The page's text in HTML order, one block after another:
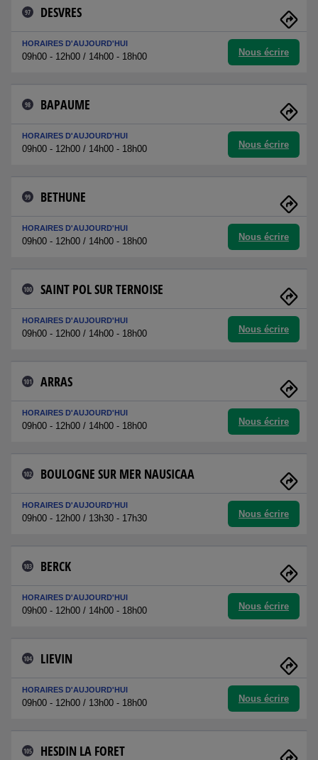
97 DESVRES
HORAIRES D'AUJOURD'HUI
09h00 - 12h00 / 14h00 - 18h00 Nous écrire
98 BAPAUME
HORAIRES D'AUJOURD'HUI
09h00 - 12h00 / 14h00 - 18h00 Nous écrire
99 BETHUNE
HORAIRES D'AUJOURD'HUI
09h00 - 12h00 / 14h00 - 18h00 Nous écrire
100 SAINT POL SUR TERNOISE
HORAIRES D'AUJOURD'HUI
09h00 - 12h00 / 14h00 - 18h00 Nous écrire
101 ARRAS
HORAIRES D'AUJOURD'HUI
09h00 - 12h00 / 14h00 - 18h00 Nous écrire
102 BOULOGNE SUR MER NAUSICAA
HORAIRES D'AUJOURD'HUI
09h00 - 12h00 / 13h30 - 17h30 Nous écrire
103 BERCK
HORAIRES D'AUJOURD'HUI
09h00 - 12h00 / 14h00 - 18h00 Nous écrire
104 LIEVIN
HORAIRES D'AUJOURD'HUI
09h00 - 12h00 / 13h00 - 18h00 Nous écrire
105 HESDIN LA FORET